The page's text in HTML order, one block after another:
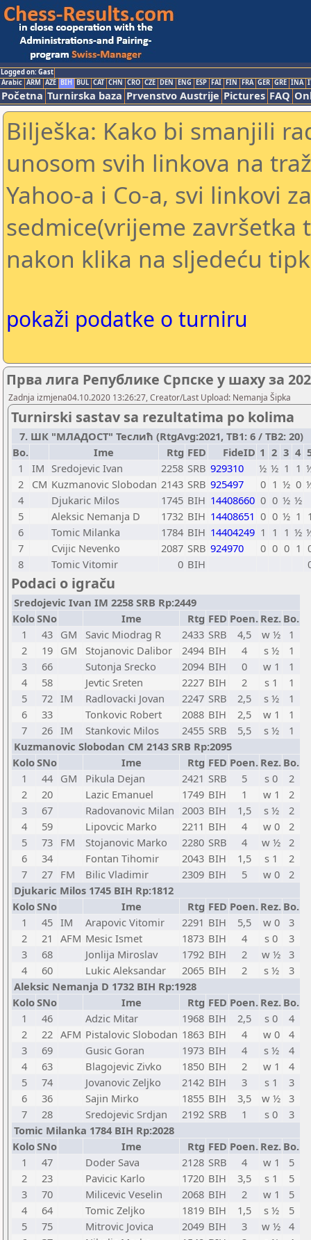
Logged on: Gast
Arabic ARM AZE BIH BUL CAT CHN CRO CZE DEN ENG ESP FAI FIN FRA GER GRE INA
Početna Turnirska baza Prvenstvo Austrije Pictures FAQ
Bilješka: Kako bi smanjili
unosom svih linkova na
Yahoo-a i Co-a, svi linkovi
sedmice(vrijeme završetka
nakon klika na sljedeću
pokaži podatke o turniru
Прва лига Републике Српске у шаху за
Zadnja izmjena04.10.2020 13:26:27, Creator/Last Upload: Nemanja Šipka
Turnirski sastav sa rezultatima po kolima
7. ШК "МЛАДОСТ" Теслић (RtgAvg:2021, TB1: 6 / TB2: 20)
Bo.
Ime Rtg FED FideID 1 2 3 4
1
IM Sredojevic Ivan 2258 SRB 929310 ½ ½ 1 1
2
CM Kuzmanovic Slobodan 2143 SRB 925497 0 1 ½ 0
4
Djukaric Milos 1745 BIH 14408660 0 0 ½ ½
5
Aleksic Nemanja D 1732 BIH 14408651 0 0 ½ 1
6
Tomic Milanka 1784 BIH 14404249 1 1 1 ½
7
Cvijic Nevenko 2087 SRB 924970 0 0 0 1
8
Tomic Vitomir 0 BIH
Podaci o igraču
Sredojevic Ivan IM 2258 SRB Rp:2449
KoloSNo Ime Rtg FED Poen. Rez. Bo.
1
43 GM Savic Miodrag R 2433 SRB 4,5 w ½
1
2
19 GM Stojanovic Dalibor 2494 BIH 4 s ½
1
3
66 Sutonja Srecko 2094 BIH 0 w 1
1
4
58 Jevtic Sreten 2227 BIH 2 s 1
1
5
72 IM Radlovacki Jovan 2247 SRB 2,5 s ½
1
6
33 Tonkovic Robert 2088 BIH 2,5 w 1
1
7
26 IM Stankovic Milos 2455 SRB 5,5 s ½
1
Kuzmanovic Slobodan CM 2143 SRB Rp:2095
KoloSNo Ime Rtg FED Poen. Rez. Bo.
1
44 GM Pikula Dejan 2421 SRB 5 s 0
2
2
20 Lazic Emanuel 1749 BIH 1 w 1
2
3
67 Radovanovic Milan 2003 BIH 1,5 s ½
2
4
59 Lipovcic Marko 2211 BIH 4 w 0
2
5
73 FM Stojanovic Marko 2280 SRB 4 w ½ 2
6
34 Fontan Tihomir 2043 BIH 1,5 s 1
2
7
27 FM Bilic Vladimir 2309 BIH 5 w 0
2
Djukaric Milos 1745 BIH Rp:1812
KoloSNo Ime Rtg FED Poen. Rez. Bo.
1
45 IM Arapovic Vitomir 2291 BIH 5,5 w 0
3
2
21 AFM Mesic Ismet 1873 BIH 4 s 0
3
3
68 Jonlija Miroslav 1792 BIH 2 w ½ 3
4
60 Lukic Aleksandar 2065 BIH 2 s ½
3
Aleksic Nemanja D 1732 BIH Rp:1928
KoloSNo Ime Rtg FED Poen. Rez. Bo.
1
46 Adzic Mitar 1968 BIH 2,5 s 0
4
2
22 AFM Pistalovic Slobodan 1863 BIH 4 w 0
4
3
69 Gusic Goran 1973 BIH 4 s ½
4
4
63 Blagojevic Zivko 1850 BIH 2 w 1
4
5
74 Jovanovic Zeljko 2142 BIH 3 s 1
3
6
36 Sajin Mirko 1855 BIH 3,5 w ½ 3
7
28 Sredojevic Srdjan 2192 SRB 1 s 0
3
Tomic Milanka 1784 BIH Rp:2028
KoloSNo Ime Rtg FED Poen. Rez. Bo.
1
47 Doder Sava 2128 SRB 4 w 1
5
2
23 Pavicic Karlo 1720 BIH 3,5 s 1
5
3
70 Milicevic Veselin 2068 BIH 2 w 1
5
4
64 Tomic Zeljko 1819 BIH 1,5 s ½
5
5
75 Mitrovic Jovica 2049 BIH 3 w ½ 4